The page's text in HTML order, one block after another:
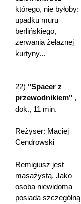
którego, nie byłoby:
upadku muru
berlińskiego,
zerwania żelaznej
kurtyny...
22) "Spacer z
przewodnikiem" ,
dok., 11 min.
Reżyser: Maciej
Cendrowski
Remigiusz jest
masażystą. Jako
osoba niewidoma
posiada szczególną